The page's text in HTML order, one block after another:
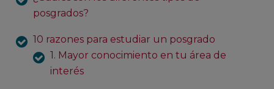
posgrados?
10 razones para estudiar un posgrado
1. Mayor conocimiento en tu área de
interés